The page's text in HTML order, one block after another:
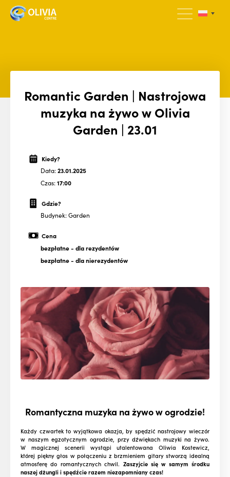
Romantic Garden | Nastrojowa
muzyka na żywo w Olivia
Garden | 23.01
Kiedy?
Data:23.01.2025
Czas:17:00
Gdzie?
Budynek: Garden
Cena
bezpłatne- dla rezydentów
bezpłatne- dla nierezydentów
Romantyczna muzyka na żywo w ogrodzie!
Każdy czwartek to wyjątkowa okazja, by spędzić nastrojowy wieczór
w naszym egzotycznym ogrodzie, przy dźwiękach muzyki na żywo.
W magicznej scenerii wystąpi utalentowana Oliwia Kostewicz,
której piękny głos w połączeniu z brzmieniem gitary stworzą idealną
atmosferę do romantycznych chwil. Zaszyjcie się w samym środku
naszej dżungli i spędźcie razem niezapomniany czas!